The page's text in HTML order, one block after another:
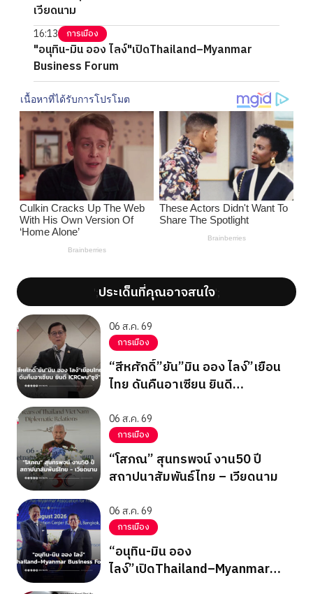
เวียดนาม
16:13 การเมือง
"อนุทิน-มิน ออง ไลง์"เปิดThailand–Myanmar
Business Forum
';ประเด็นที่คุณอาจสนใจ';
06 ส.ค. 69
การเมือง
“สีหศักดิ์”ยัน”มิน ออง ไลง์”เยือน
ไทย ดันคืนอาเซียน ยินดี
06 ส.ค. 69
การเมือง
“โสภณ” สุนทรพจน์ งาน50 ปี
สถาปนาสัมพันธ์ไทย – เวียดนาม
06 ส.ค. 69
การเมือง
“อนุทิน-มิน ออง
ไลง์”เปิดThailand–Myanmar